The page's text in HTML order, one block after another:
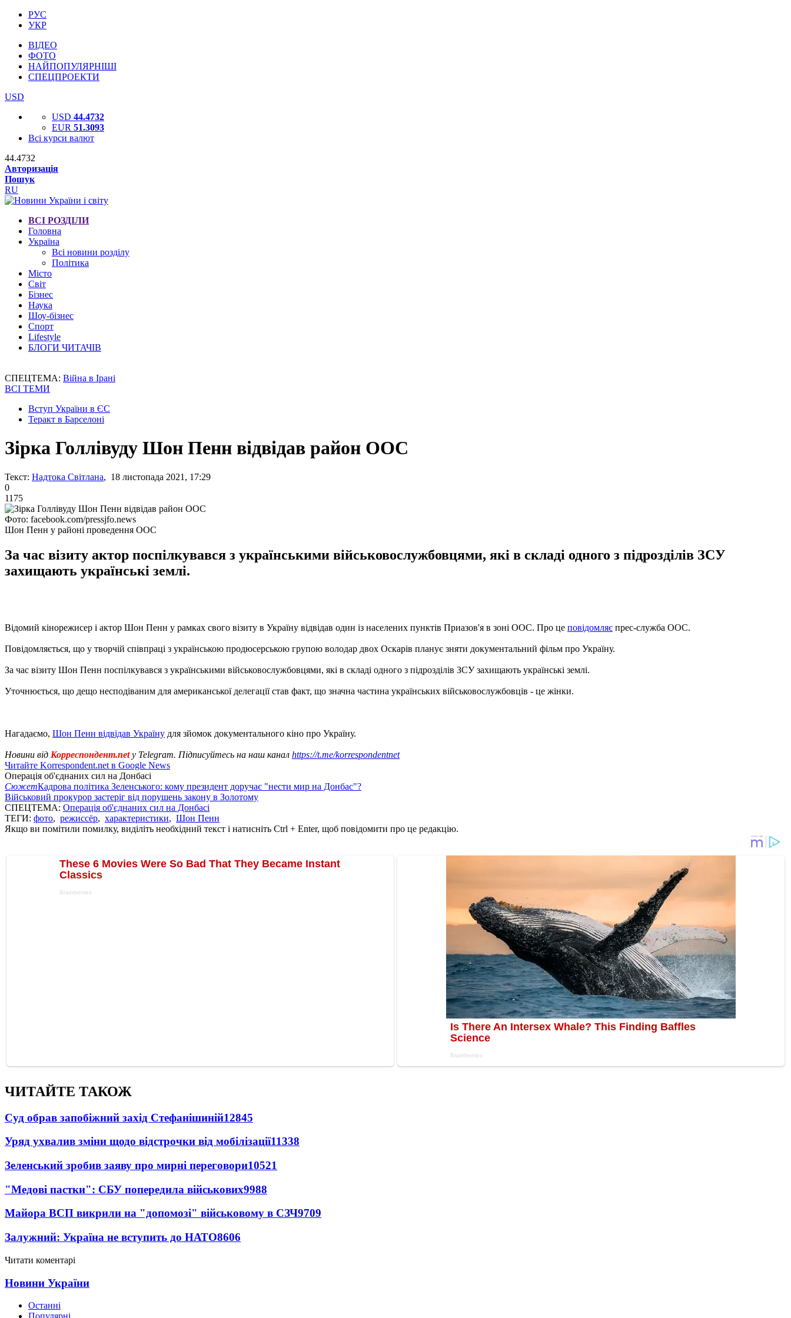
РУС
УКР
ВІДЕО
ФОТО
НАЙПОПУЛЯРНІШІ
СПЕЦПРОЕКТИ
USD
USD 44.4732
EUR 51.3093
Всі курси валют
44.4732
Авторизація
Пошук
RU
ВСІ РОЗДІЛИ
Головна
Україна
Всі новини розділу
Політика
Місто
Світ
Бізнес
Наука
Шоу-бізнес
Спорт
Lifestyle
БЛОГИ ЧИТАЧІВ
СПЕЦТЕМА: Війна в Ірані
ВСІ ТЕМИ
Вступ України в ЄС
Теракт в Барселоні
Зірка Голлівуду Шон Пенн відвідав район ООС
Текст: Надтока Світлана, 18 листопада 2021, 17:29
0
1175
Фото: facebook.com/pressjfo.news
Шон Пенн у районі проведення ООС
За час візиту актор поспілкувався з українськими військовослужбовцями, які в складі одного з підрозділів ЗСУ
захищають українські землі.
Відомий кінорежисер і актор Шон Пенн у рамках свого візиту в Україну відвідав один із населених пунктів Приазов'я в зоні ООС. Про це повідомляє прес-служба ООС.
Повідомляється, що у творчій співпраці з українською продюсерською групою володар двох Оскарів планує зняти документальний фільм про Україну.
За час візиту Шон Пенн поспілкувався з українськими військовослужбовцями, які в складі одного з підрозділів ЗСУ захищають українські землі.
Уточнюється, що дещо несподіваним для американської делегації став факт, що значна частина українських військовослужбовців - це жінки.
Нагадаємо, Шон Пенн відвідав Україну для зйомок документального кіно про Україну.
Новини від Корреспондент.netу Telegram. Підписуйтесь на наш канал https://t.me/korrespondentnet
Читайте Korrespondent.net в Google News
Операція об'єднаних сил на Донбасі
СюжетКадрова політика Зеленського: кому президент доручає "нести мир на Донбас"?
Військовий прокурор застеріг від порушень закону в Золотому
СПЕЦТЕМА: Операція об'єднаних сил на Донбасі
ТЕГИ: фото, режиссёр, характеристики, Шон Пенн
Якщо ви помітили помилку, виділіть необхідний текст і натисніть Ctrl + Enter, щоб повідомити про це редакцію.
ЧИТАЙТЕ ТАКОЖ
Суд обрав запобіжний захід Стефанішиній12845
Уряд ухвалив зміни щодо відстрочки від мобілізації11338
Зеленський зробив заяву про мирні переговори10521
"Медові пастки": СБУ попередила військових9988
Майора ВСП викрили на "допомозі" військовому в СЗЧ9709
Залужний: Україна не вступить до НАТО8606
Читати коментарі
Новини України
Останні